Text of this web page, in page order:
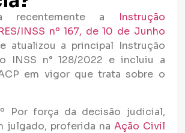
recentemente a
Instrução
INSS nº 167, de 10 de Junho
atualizou a principal Instrução
INSS n° 128/2022 e incluiu a
em vigor que trata sobre o
Por força da decisão judicial,
julgado, proferida na Ação Civil